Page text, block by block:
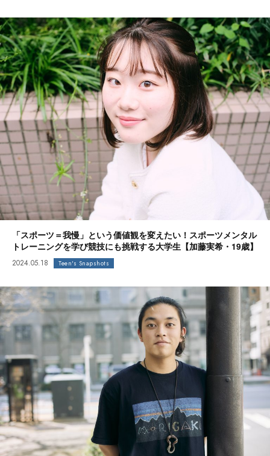
「スポーツ＝我慢」という価値観を変えたい！スポーツメンタル
トレーニングを学び競技にも挑戦する大学生【加藤実希・19歳】
2024.05.18 Teen's Snapshots